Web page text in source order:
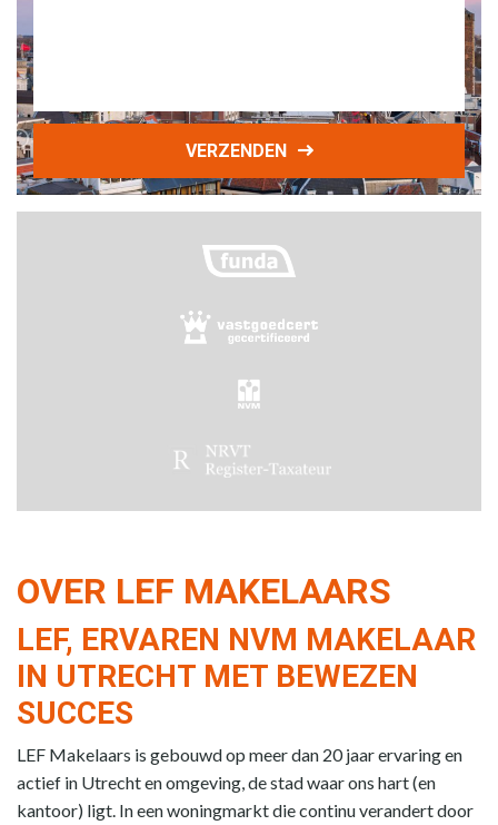
VERZENDEN
OVER LEF MAKELAARS
LEF, ERVAREN NVM MAKELAAR
IN UTRECHT MET BEWEZEN
SUCCES
LEF Makelaars is gebouwd op meer dan 20 jaar ervaring en
actief in Utrecht en omgeving, de stad waar ons hart (en
kantoor) ligt. In een woningmarkt die continu verandert door